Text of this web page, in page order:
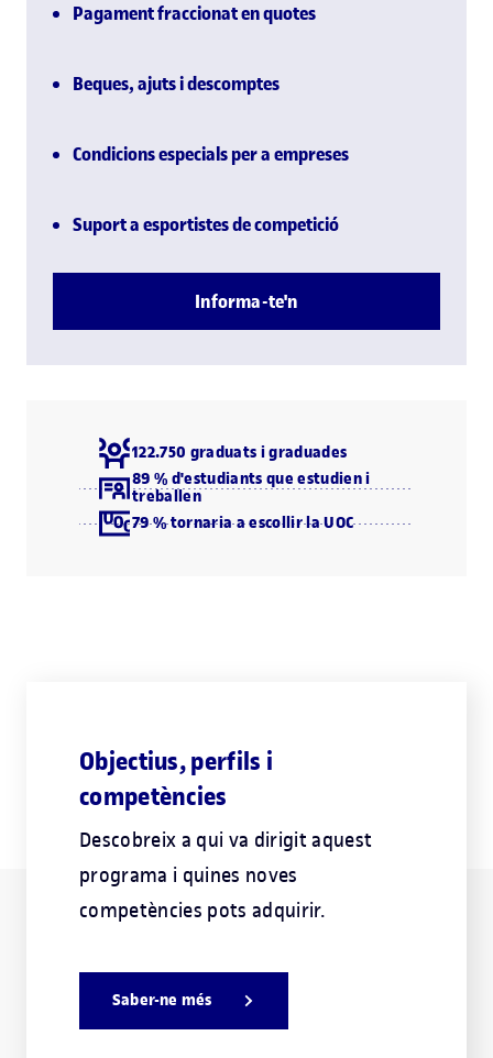
Pagament fraccionat en quotes
Beques, ajuts i descomptes
Condicions especials per a empreses
Suport a esportistes de competició
Informa-te'n
122.750 graduats i graduades
89 % d'estudiants que estudien i
treballen
79 % tornaria a escollir la UOC
Objectius, perfils i
competències
Descobreix a qui va dirigit aquest
programa i quines noves
competències pots adquirir.
Saber-ne més